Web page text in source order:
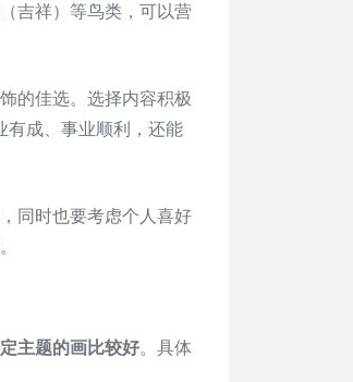
吉祥）等鸟类，可以营
的佳选。选择内容积极
有成、事业顺利，还能
同时也要考虑个人喜好
主题的画比较好。具体